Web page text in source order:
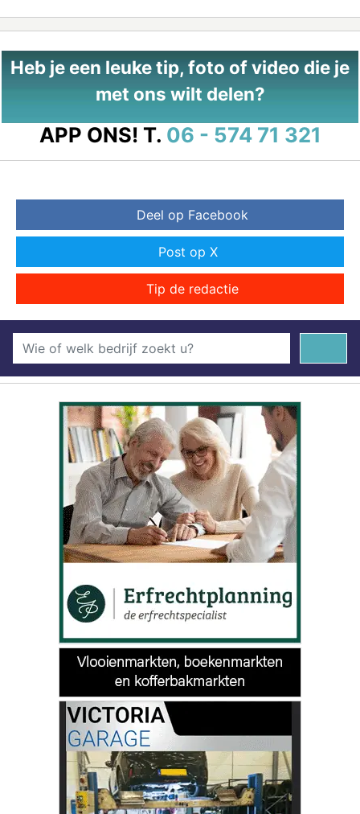
Heb je een leuke tip, foto of video die je
met ons wilt delen?
APP ONS! T. 06 - 574 71 321
Deel op Facebook
Post op X
Tip de redactie